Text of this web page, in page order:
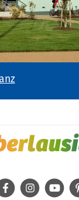
FacebookInstagram